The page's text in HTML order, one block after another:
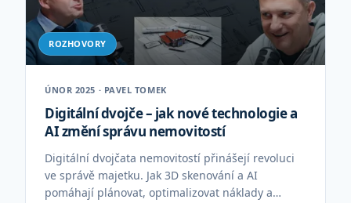
ROZHOVORY
ÚNOR 2025 · PAVEL TOMEK
Digitální dvojče – jak nové technologie a
AI změní správu nemovitostí
Digitální dvojčata nemovitostí přinášejí revoluci
ve správě majetku. Jak 3D skenování a AI
pomáhají plánovat, optimalizovat náklady a